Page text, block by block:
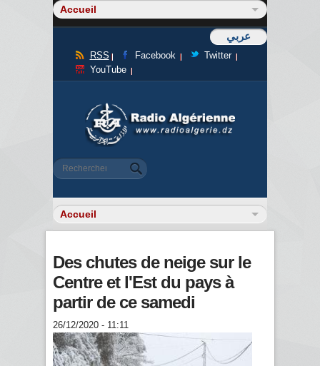
عربي
RSS Facebook
Twitter
YouTube
Formulaire de recherche
Rechercher
Des chutes de neige sur le
Centre et l'Est du pays à
partir de ce samedi
26/12/2020 - 11:11